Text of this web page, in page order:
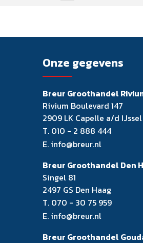
Onze gegevens
Breur Groothandel
Rivium Boulevard 147
2909 LK Capelle a/d IJssel
T. 010 - 2 888 444
E. info@breur.nl
Breur Groothandel Den
Singel 81
2497 GS Den Haag
T. 070 - 30 75 959
E. info@breur.nl
Breur Groothandel